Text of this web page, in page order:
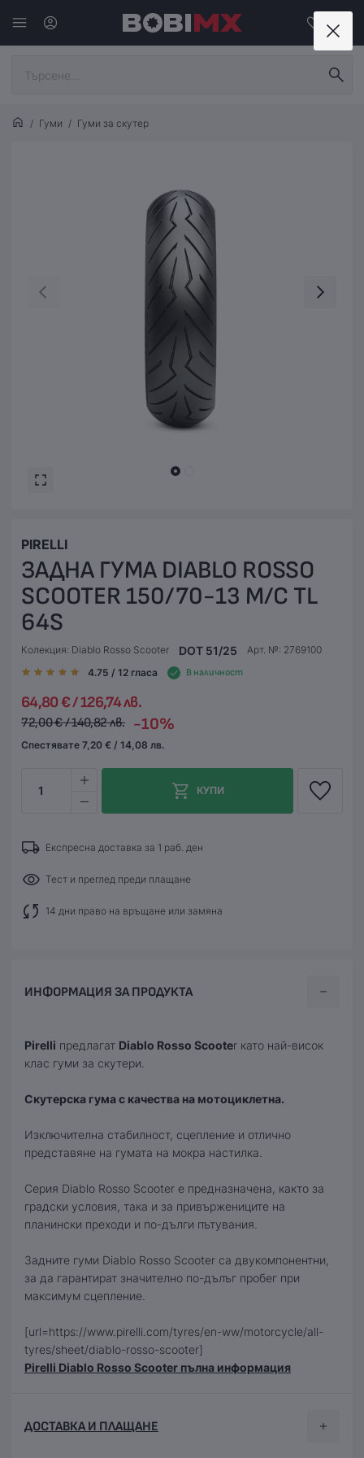
Гуми Гуми за скутер
PIRELLI
ЗАДНА ГУМА DIABLO ROSSO
SCOOTER 150/70-13 M/C TL
64S
Колекция: Diablo Rosso Scooter DOT 51/25
Арт. №: 2769100
4.75 / 12 гласа В наличност
64,80 € / 126,74 лв.
72,00 € / 140,82 лв. -10%
Спестявате 7,20 € / 14,08 лв.
1 КУПИ
Експресна доставка за 1 раб. ден
Тест и преглед преди плащане
14 дни право на връщане или замяна
ИНФОРМАЦИЯ ЗА ПРОДУКТА
Pirelli предлагат Diablo Rosso Scooter като най-висок
клас гуми за скутери.
Скутерска гума с качества на мотоциклетна.
Изключителна стабилност, сцепление и отлично
представяне на гумата на мокра настилка.
Серия Diablo Rosso Scooter е предназначена, както за
градски условия, така и за привържениците на
планински преходи и по-дълги пътувания.
Задните гуми Diablo Rosso Scooter са двукомпонентни,
за да гарантират значително по-дълъг пробег при
максимум сцепление.
[url=https://www.pirelli.com/tyres/en-ww/motorcycle/all-
tyres/sheet/diablo-rosso-scooter]
Pirelli Diablo Rosso Scooter пълна информация
ДОСТАВКА И ПЛАЩАНЕ